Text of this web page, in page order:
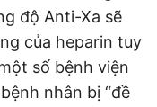
độ Anti-Xa sẽ
của heparin tuy
số bệnh viện
nhân bị “đề